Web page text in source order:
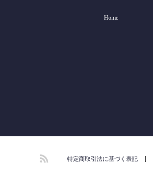
Home
特定商取引法に基づく表記